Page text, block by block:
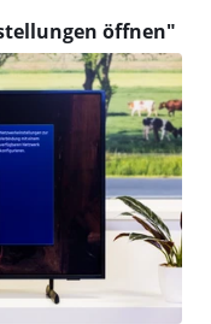
öffnen"